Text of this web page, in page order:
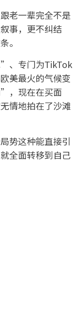
老一辈完全不是
事，更不纠结
。
、专门为TikTok
美最火的气候变
，现在在买面
情地拍在了沙滩
势这种能直接引
全面转移到自己